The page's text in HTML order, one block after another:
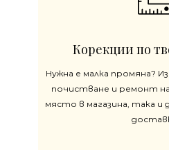
Корекции по
Нужна е малка промяна?
почистване и ремонт
място в магазина, така и